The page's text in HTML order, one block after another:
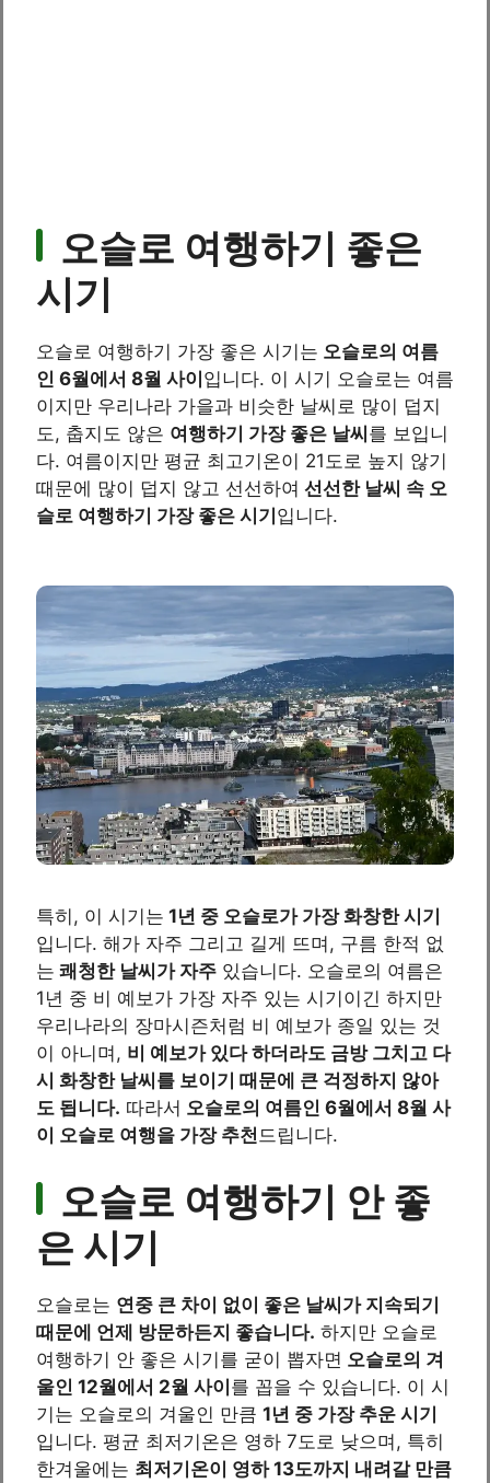
오슬로 여행하기 좋은
시기
오슬로 여행하기 가장 좋은 시기는 오슬로의 여름
인 6월에서 8월 사이 입니다. 이 시기 오슬로는 여름
이지만 우리나라 가을과 비슷한 날씨로 많이 덥지
도, 춥지도 않은 여행하기 가장 좋은 날씨 를 보입니
다. 여름이지만 평균 최고기온이 21도로 높지 않기
때문에 많이 덥지 않고 선선하여 선선한 날씨 속 오
슬로 여행하기 가장 좋은 시기 입니다.
특히, 이 시기는 1년 중 오슬로가 가장 화창한 시기
입니다. 해가 자주 그리고 길게 뜨며, 구름 한적 없
는 쾌청한 날씨가 자주 있습니다. 오슬로의 여름은
1년 중 비 예보가 가장 자주 있는 시기이긴 하지만
우리나라의 장마시즌처럼 비 예보가 종일 있는 것
이 아니며, 비 예보가 있다 하더라도 금방 그치고 다
시 화창한 날씨를 보이기 때문에 큰 걱정하지 않아
도 됩니다. 따라서 오슬로의 여름인 6월에서 8월 사
이 오슬로 여행을 가장 추천드립니다.
오슬로 여행하기 안 좋
은 시기
오슬로는 연중 큰 차이 없이 좋은 날씨가 지속되기
때문에 언제 방문하든지 좋습니다. 하지만 오슬로
여행하기 안 좋은 시기를 굳이 뽑자면 오슬로의 겨
울인 12월에서 2월 사이를 꼽을 수 있습니다. 이 시
기는 오슬로의 겨울인 만큼 1년 중 가장 추운 시기
입니다. 평균 최저기온은 영하 7도로 낮으며, 특히
한겨울에는 최저기온이 영하 13도까지 내려갈 만큼